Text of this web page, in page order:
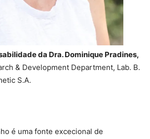
da Dra. Dominique Pradines,
& Development Department, Lab. B.
S.A.
é uma fonte excecional de